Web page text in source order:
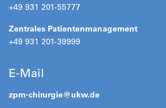
+49 931 201-55777
Zentrales Patientenmanagement
+49 931 201-39999
E-Mail
zpm-chirurgie@ukw.de